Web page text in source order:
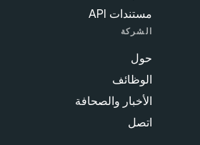
مستندات API
الشركة
الوظائف
الأخبار والصحافة
اتصل